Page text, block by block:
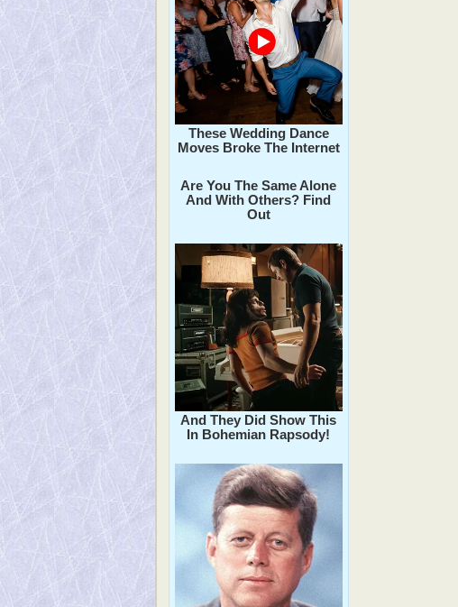
These Wedding Dance
Moves Broke The Internet
Are You The Same Alone
And With Others? Find
Out
And They Did Show This
In Bohemian Rapsody!